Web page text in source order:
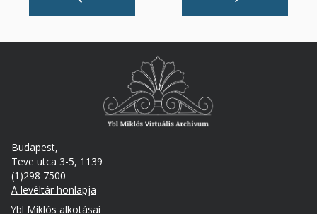
Budapest,
Teve utca 3-5, 1139
(1)298 7500
A levéltár honlapja
Footer
Ybl Miklós alkotásai